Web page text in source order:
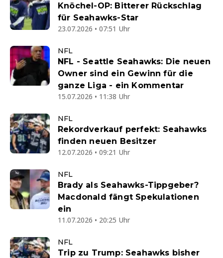
Knöchel-OP: Bitterer Rückschlag
für Seahawks-Star
23.07.2026 • 07:51 Uhr
NFL
NFL - Seattle Seahawks: Die neuen
Owner sind ein Gewinn für die
ganze Liga - ein Kommentar
15.07.2026 • 11:38 Uhr
NFL
Rekordverkauf perfekt: Seahawks
finden neuen Besitzer
12.07.2026 • 09:21 Uhr
NFL
Brady als Seahawks-Tippgeber?
Macdonald fängt Spekulationen
ein
11.07.2026 • 20:25 Uhr
NFL
Trip zu Trump: Seahawks bisher